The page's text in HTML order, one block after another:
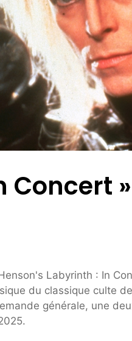
Concert
Labyrinth : In
du classique culte
générale, une